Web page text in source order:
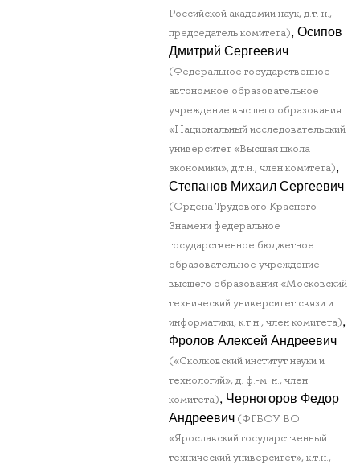
Российской академии наук, д.т. н.,
председатель комитета), Осипов
Дмитрий Сергеевич
(Федеральное государственное
автономное образовательное
учреждение высшего образования
«Национальный исследовательский
университет «Высшая школа
экономики», д.т.н., член комитета),
Степанов Михаил Сергеевич
(Ордена Трудового Красного
Знамени федеральное
государственное бюджетное
образовательное учреждение
высшего образования «Московский
технический университет связи и
информатики, к.т.н., член комитета),
Фролов Алексей Андреевич
(«Сколковский институт науки и
технологий», д. ф.-м. н., член
комитета), Черногоров Федор
Андреевич (ФГБОУ ВО
«Ярославский государственный
технический университет», к.т.н.,